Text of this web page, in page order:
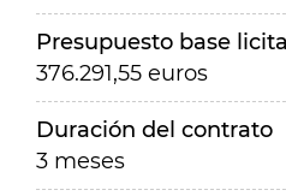
Presupuesto base
376.291,55 euros
Duración del contrato
3 meses